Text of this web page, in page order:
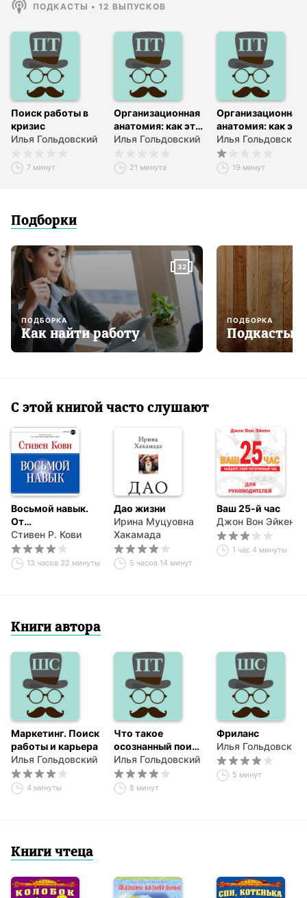
ПОДКАСТЫ • 12 ВЫПУСКОВ
Поиск работы в
кризис
Илья Гольдовский
7 минут
Организационная
анатомия: как это
влияет на бизнес
Илья Гольдовский
21 минута
Организационная
анатомия: как это
влияет на бизнес
(ч.2)
Илья Гольдовский
19 минут
Подборки
32
ПОДБОРКА
Как найти работу
ПОДБОРКА
Подкасты
С этой книгой часто слушают
Восьмой навык.
От
эффективности к
величию
Стивен Р. Кови
13 часов 32 минуты
Дао жизни
Ирина Муцуовна
Хакамада
5 часов 14 минут
Ваш 25-й час
Джон Вон Эйкен
1 час 4 минуты
Книги автора
Маркетинг. Поиск
работы и карьера
Илья Гольдовский
4 минуты
Что такое
осознанный поиск
работы?
Илья Гольдовский
8 минут
Фриланс
Илья Гольдовский
5 минут
Книги чтеца